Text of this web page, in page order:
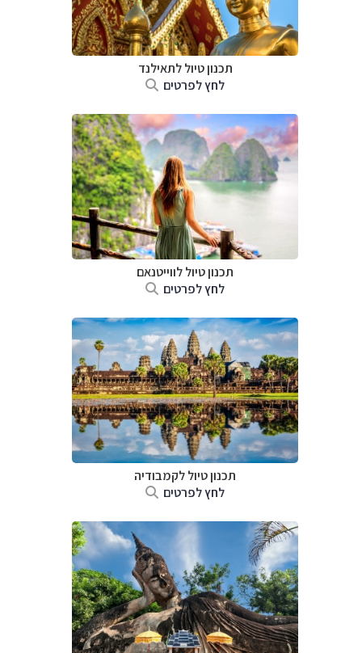
תכנון טיול לתאילנד
לחץ לפרטים
תכנון טיול לווייטנאם
לחץ לפרטים
תכנון טיוללקמבודיה
לחץ לפרטים